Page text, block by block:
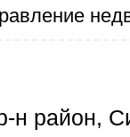
н район,